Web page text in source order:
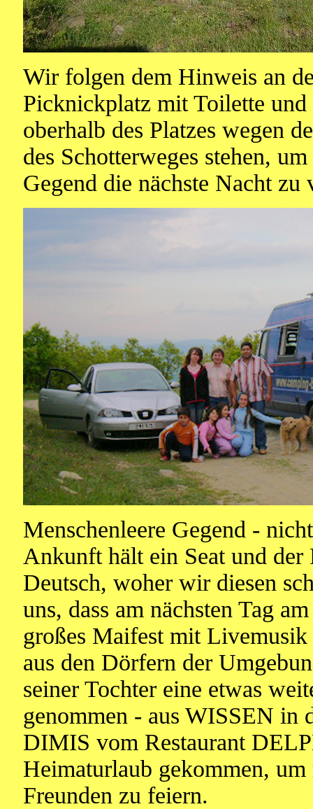
Wir folgen dem Hinweis an
Picknickplatz mit Toilette
oberhalb des Platzes wegen
des Schotterweges stehen,
Gegend die nächste Nacht zu
Menschenleere Gegend -
Ankunft hält ein Seat und
Deutsch, woher wir diesen
uns, dass am nächsten Tag
großes Maifest mit
aus den Dörfern der
seiner Tochter eine etwas
genommen - aus WISSEN in
DIMIS vom Restaurant
Heimaturlaub gekommen,
Freunden zu feiern.